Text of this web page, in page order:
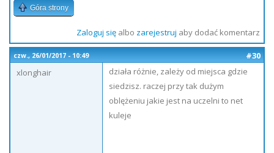
Góra strony
Zaloguj sięalbo zarejestruj aby dodać komentarz
czw., 26/01/2017 - 10:49
#30
xlonghair
działa różnie, zależy od miejsca gdzie
siedzisz. raczej przy tak dużym
oblężeniu jakie jest na uczelni to net
kuleje